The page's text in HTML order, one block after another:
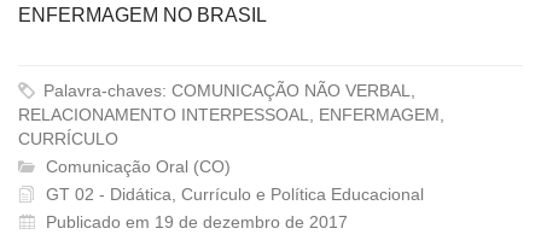
ENFERMAGEM NO BRASIL
Palavra-chaves: COMUNICAÇÃO NÃO VERBAL,
RELACIONAMENTO INTERPESSOAL, ENFERMAGEM,
CURRÍCULO
Comunicação Oral (CO)
GT 02 - Didática, Currículo e Política Educacional
Publicado em 19 de dezembro de 2017